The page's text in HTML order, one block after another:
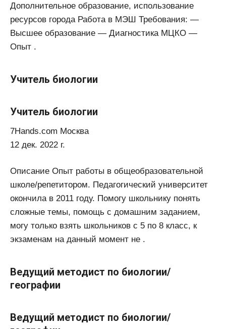
Дополнительное образование, использование
ресурсов города Работа в МЭШ Требования: —
Высшее образование — Диагностика МЦКО —
Опыт .
Учитель биологии
Учитель биологии
7Hands.com Москва
12 дек. 2022 г.
Описание Опыт работы в общеобразовательной
школе/репетитором. Педагогический университет
окончила в 2011 году. Помогу школьнику понять
сложные темы, помощь с домашним заданием,
могу только взять школьников с 5 по 8 класс, к
экзаменам на данный момент не .
Ведущий методист по биологии/
географии
Ведущий методист по биологии/